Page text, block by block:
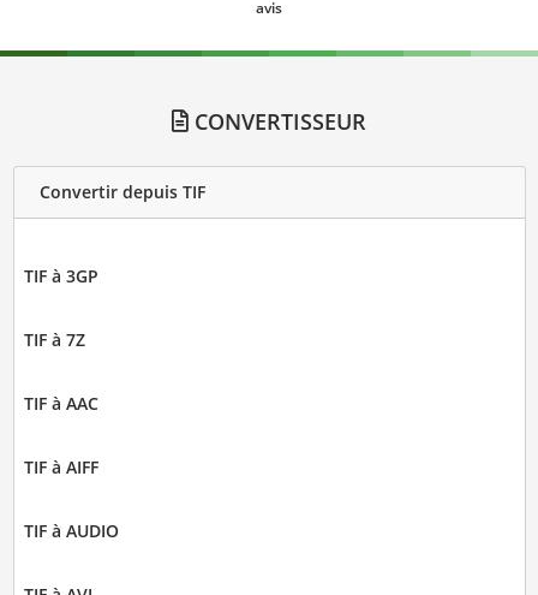
avis
CONVERTISSEUR
Convertir depuis TIF
TIF à 3GP
TIF à 7Z
TIF à AAC
TIF à AIFF
TIF à AUDIO